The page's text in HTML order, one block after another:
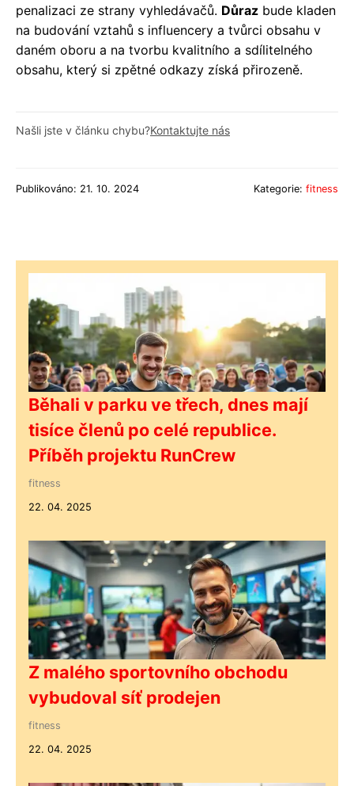
penalizaci ze strany vyhledávačů. Důraz bude kladen
na budování vztahů s influencery a tvůrci obsahu v
daném oboru a na tvorbu kvalitního a sdílitelného
obsahu, který si zpětné odkazy získá přirozeně.
Našli jste v článku chybu?Kontaktujte nás
Publikováno: 21. 10. 2024 Kategorie: fitness
Běhali v parku ve třech, dnes mají
tisíce členů po celé republice.
Příběh projektu RunCrew
fitness
22. 04. 2025
Z malého sportovního obchodu
vybudoval síť prodejen
fitness
22. 04. 2025